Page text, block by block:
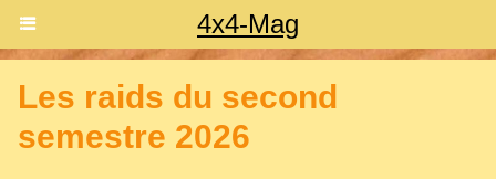
4x4-Mag
Les raids du second
semestre 2026